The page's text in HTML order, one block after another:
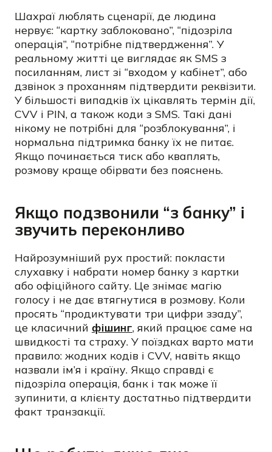
Шахраї люблять сценарії, де людина
нервує: “картку заблоковано”, “підозріла
операція”, “потрібне підтвердження”. У
реальному житті це виглядає як SMS з
посиланням, лист зі “входом у кабінет”, або
дзвінок з проханням підтвердити реквізити.
У більшості випадків їх цікавлять термін дії,
CVV і PIN, а також коди з SMS. Такі дані
нікому не потрібні для “розблокування”, і
нормальна підтримка банку їх не питає.
Якщо починається тиск або кваплять,
розмову краще обірвати без пояснень.
Якщо подзвонили “з банку” і
звучить переконливо
Найрозумніший рух простий: покласти
слухавку і набрати номер банку з картки
або офіційного сайту. Це знімає магію
голосу і не дає втягнутися в розмову. Коли
просять “продиктувати три цифри ззаду”,
це класичний фішинг, який працює саме на
швидкості та страху. У поїздках варто мати
правило: жодних кодів і CVV, навіть якщо
назвали ім’я і країну. Якщо справді є
підозріла операція, банк і так може її
зупинити, а клієнту достатньо підтвердити
факт транзакції.